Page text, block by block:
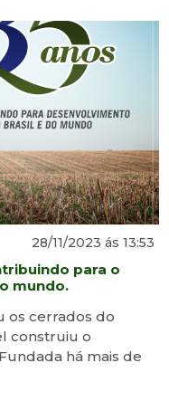
28/11/2023 ás 13:53
para o
mundo.
os cerrados do
construiu o
há mais de